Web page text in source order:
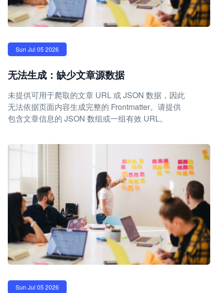
Sun Jul 05 2026
无法生成：缺少文章源数据
未提供可用于爬取的文章 URL 或 JSON 数据，因此
无法依据页面内容生成完整的 Frontmatter。请提供
包含文章信息的 JSON 数组或一组有效 URL。
Sun Jul 05 2026